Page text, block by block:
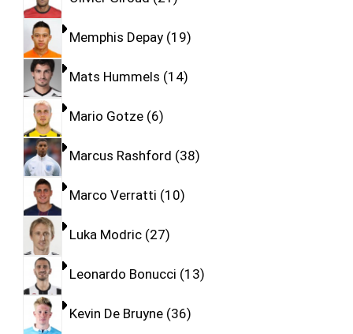
Memphis Depay 19
Mats Hummels 14
Mario Gotze 6
Marcus Rashford 38
Marco Verratti 10
Luka Modric 27
Leonardo Bonucci 13
Kevin De Bruyne 36